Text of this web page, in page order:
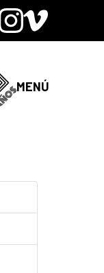
Vimeo
MENÚ